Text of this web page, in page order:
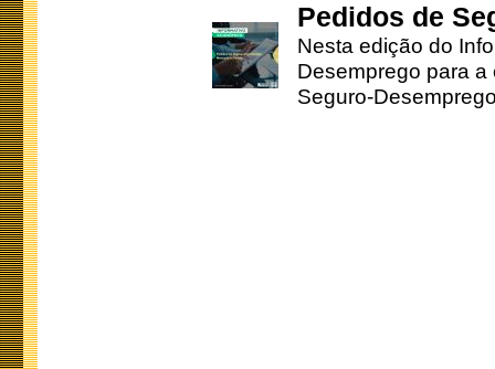
Pedidos de
Nesta edição do
Desemprego para
Seguro-